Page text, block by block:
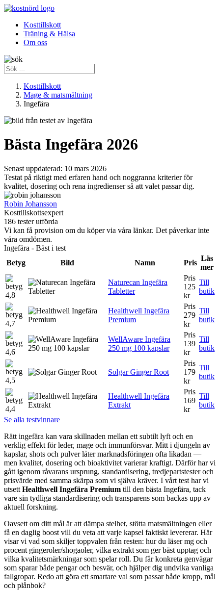
Kosttillskott
Träning & Hälsa
Om oss
Kosttillskott
Mage & matsmältning
Ingefära
Bästa Ingefära 2026
Senast uppdaterad: 10 mars 2026
Testat på riktigt med erfaren hand och noggranna kriterier för
kvalitet, dosering och rena ingredienser så att valet passar dig.
Robin Johansson
Kosttillskottsexpert
186 tester utförda
Vi kan få provision om du köper via våra länkar. Det påverkar inte
våra omdömen.
Ingefära - Bäst i test
Betyg
Bild Namn Pris
Läs
mer
4,8
Naturecan Ingefära
Tabletter
Pris
125
kr
Till
butik
4,7
Healthwell Ingefära
Premium
Pris
279
kr
Till
butik
4,6
WellAware Ingefära
250 mg 100 kapslar
Pris
139
kr
Till
butik
4,5
Solgar Ginger Root
Pris
179
kr
Till
butik
4,4
Healthwell Ingefära
Extrakt
Pris
169
kr
Till
butik
Se alla testvinnare
Rätt ingefära kan vara skillnaden mellan ett subtilt lyft och en
verklig effekt för leder, mage och immunförsvar. Mitt i djungeln av
kapslar, shots och pulver låter marknadsföringen ofta likadan —
men kvalitet, dosering och bioaktivitet varierar kraftigt. Därför har vi
gått igenom råvarans ursprung, standardisering, tredjepartstester och
prisvärde med samma skärpa som vi själva kräver. I vårt test har vi
utsett Healthwell Ingefära Premium till den bästa Ingefära, tack
vare sin tydliga standardisering och transparens som backas upp av
aktuell forskning.
Oavsett om ditt mål är att dämpa stelhet, stötta matsmältningen eller
få en daglig boost vill du veta att varje kapsel faktiskt levererar. Här
visar vi vad som skiljer toppvalen från resten: hur du läser mg och
procent gingeroler/shogaoler, vilka extrakt som ger bäst upptag och
vilka kvalitetsmärkningar som spelar roll. Du får konkreta genvägar
som sparar både pengar och besvär, och hjälper dig undvika vanliga
fallgropar. Redo att göra ett smartare val som passar både kropp, mål
och plånbok?